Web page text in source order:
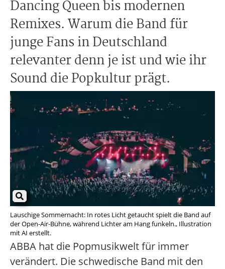
Dancing Queen bis modernen
Remixes. Warum die Band für
junge Fans in Deutschland
relevanter denn je ist und wie ihr
Sound die Popkultur prägt.
Lauschige Sommernacht: In rotes Licht getaucht spielt die Band auf
der Open-Air-Bühne, während Lichter am Hang funkeln., Illustration
mit AI erstellt.
ABBA hat die Popmusikwelt für immer
verändert. Die schwedische Band mit den